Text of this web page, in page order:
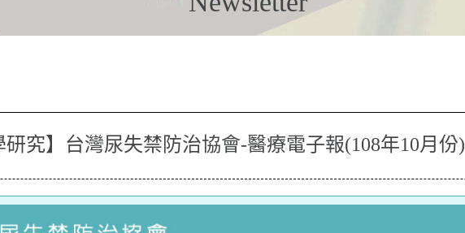
研究】台灣尿失禁防治協會-醫療電子報(108年10月份)